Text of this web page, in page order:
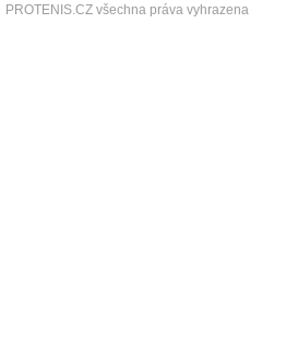
PROTENIS.CZ všechna práva vyhrazena